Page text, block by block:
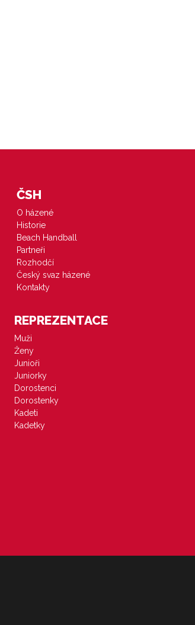
ČSH
O házené
Historie
Beach Handball
Partneři
Rozhodčí
Český svaz házené
Kontakty
REPREZENTACE
Muži
Ženy
Junioři
Juniorky
Dorostenci
Dorostenky
Kadeti
Kadetky